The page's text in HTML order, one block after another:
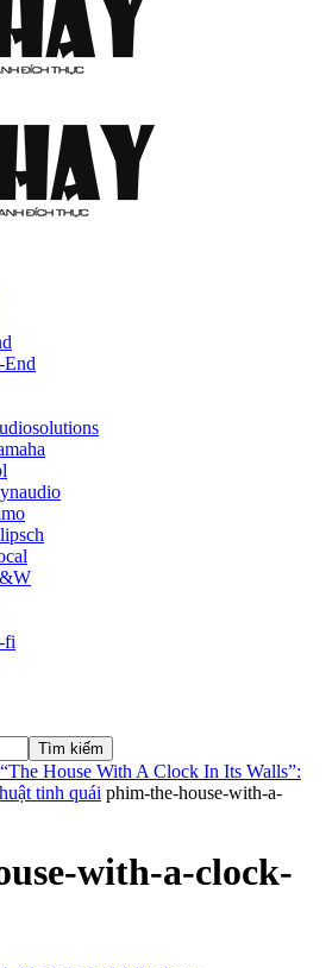
fi
House With A Clock In Its Walls”:
tinh quái phim-the-house-with-a-
with-a-clock-